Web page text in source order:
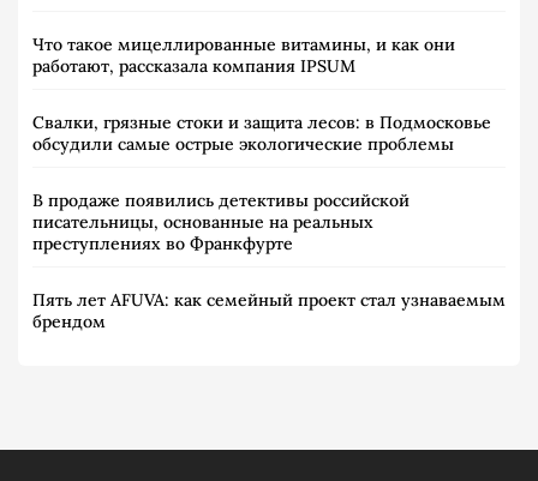
Что такое мицеллированные витамины, и как они
работают, рассказала компания IPSUM
Свалки, грязные стоки и защита лесов: в Подмосковье
обсудили самые острые экологические проблемы
В продаже появились детективы российской
писательницы, основанные на реальных
преступлениях во Франкфурте
Пять лет AFUVA: как семейный проект стал узнаваемым
брендом